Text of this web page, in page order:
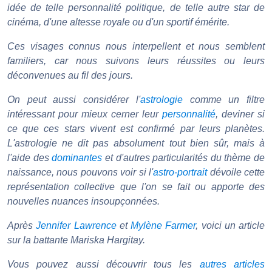
idée de telle personnalité politique, de telle autre star de
cinéma, d'une altesse royale ou d'un sportif émérite.
Ces visages connus nous interpellent et nous semblent
familiers, car nous suivons leurs réussites ou leurs
déconvenues au fil des jours.
On peut aussi considérer l'astrologiecomme un filtre
intéressant pour mieux cerner leur personnalité, deviner si
ce que ces stars vivent est confirmé par leurs planètes.
L'astrologie ne dit pas absolument tout bien sûr, mais à
l'aide desdominantes et d'autres particularités du thème de
naissance, nous pouvons voir si l'astro-portraitdévoile cette
représentation collective que l'on se fait ou apporte des
nouvelles nuances insoupçonnées.
AprèsJennifer Lawrenceet Mylène Farmer, voici un article
sur la battante Mariska Hargitay.
Vous pouvez aussi découvrir tous les autres articles